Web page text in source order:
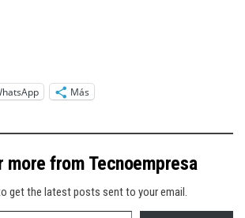
Más
more from Tecnoempresa
get the latest posts sent to your email.